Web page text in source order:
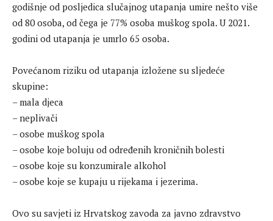
godišnje od posljedica slučajnog utapanja umire nešto više
od 80 osoba, od čega je 77% osoba muškog spola. U 2021.
godini od utapanja je umrlo 65 osoba.
Povećanom riziku od utapanja izložene su sljedeće
skupine:
– mala djeca
– neplivači
– osobe muškog spola
– osobe koje boluju od određenih kroničnih bolesti
– osobe koje su konzumirale alkohol
– osobe koje se kupaju u rijekama i jezerima.
Ovo su savjeti iz Hrvatskog zavoda za javno zdravstvo